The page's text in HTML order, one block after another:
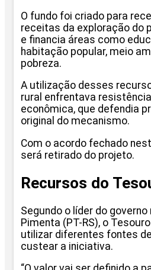
O fundo foi criado para
receitas da exploração do
e financia áreas como
habitação popular, meio
pobreza.
A utilização desses
rural enfrentava
econômica, que defendia
original do mecanismo.
Com o acordo fechado
será retirado do projeto.
Recursos do
Segundo o líder do governo
Pimenta (PT-RS), o
utilizar diferentes fontes
custear a iniciativa.